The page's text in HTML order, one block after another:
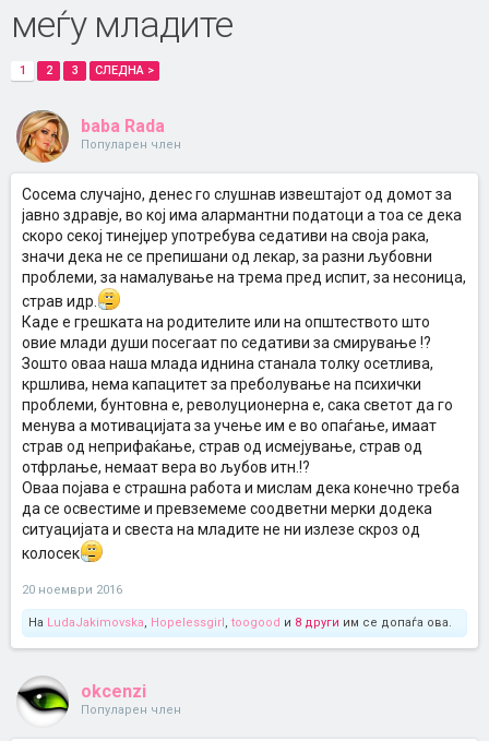
меѓу младите
1 2 3 СЛЕДНА >
baba Rada
Популарен член
Сосема случајно, денес го слушнав извештајот од домот за
јавно здравје, во кој има алармантни податоци а тоа се дека
скоро секој тинејџер употребува седативи на своја рака,
значи дека не се препишани од лекар, за разни љубовни
проблеми, за намалување на трема пред испит, за несоница,
страв идр.
Каде е грешката на родителите или на општеството што
овие млади души посегаат по седативи за смирување !?
Зошто оваа наша млада иднина станала толку осетлива,
кршлива, нема капацитет за преболување на психички
проблеми, бунтовна е, револуционерна е, сака светот да го
менува а мотивацијата за учење им е во опаѓање, имаат
страв од неприфаќање, страв од исмејување, страв од
отфрлање, немаат вера во љубов итн.!?
Оваа појава е страшна работа и мислам дека конечно треба
да се освестиме и превземеме соодветни мерки додека
ситуацијата и свеста на младите не ни излезе скроз од
колосек
20 ноември 2016
На LudaJakimovska, Hopelessgirl, toogood и 8 други им се допаѓа ова.
okcenzi
Популарен член